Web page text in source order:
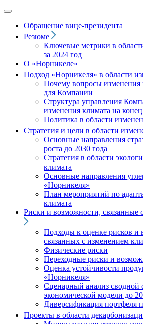
Обращение вице‑президента
Резюме
Ключевые метрики в
за 2024 год
О «Норникеле»
Подход «Норникеля» в области
Почему вопросы
для Компании
Структура управления
изменения климата на
Политика в области
Стратегия и цели в области
Основные направления
роста до 2030 года
Стратегия в области
климата
Основные направления
«Норникеля»
План мероприятий по
климата
Риски и возможности, связанные
Подходы к оценке рисков и
связанных с изменением
Физические риски
Переходные риски и
Оценка устойчивости
«Норникеля»
Сценарный анализ сводной
экономической модели до
Диверсификация портфеля
Проекты в области